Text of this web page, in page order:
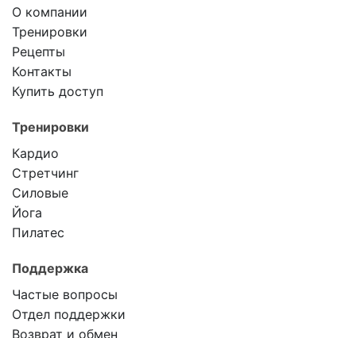
О компании
Тренировки
Рецепты
Контакты
Купить доступ
Тренировки
Кардио
Стретчинг
Силовые
Йога
Пилатес
Поддержка
Частые вопросы
Отдел поддержки
Возврат и обмен